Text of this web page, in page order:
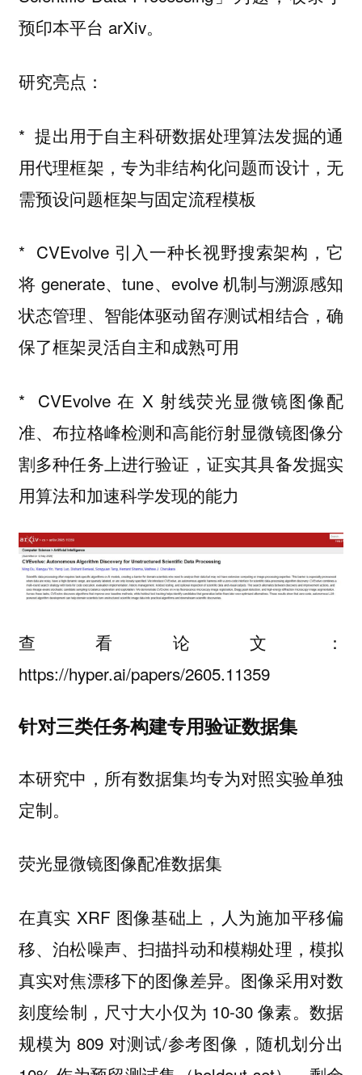
预印本平台 arXiv。
研究亮点：
* 提出用于自主科研数据处理算法发掘的通
用代理框架，专为非结构化问题而设计，无
需预设问题框架与固定流程模板
* CVEvolve 引入一种长视野搜索架构，它
将 generate、tune、evolve 机制与溯源感知
状态管理、智能体驱动留存测试相结合，确
保了框架灵活自主和成熟可用
* CVEvolve 在 X 射线荧光显微镜图像配
准、布拉格峰检测和高能衍射显微镜图像分
割多种任务上进行验证，证实其具备发掘实
用算法和加速科学发现的能力
查看论文：
https://hyper.ai/papers/2605.11359
针对三类任务构建专用验证数据集
本研究中，所有数据集均专为对照实验单独
定制。
荧光显微镜图像配准数据集
在真实 XRF 图像基础上，人为施加平移偏
移、泊松噪声、扫描抖动和模糊处理，模拟
真实对焦漂移下的图像差异。图像采用对数
刻度绘制，尺寸大小仅为 10-30 像素。数据
规模为 809 对测试/参考图像，随机划分出